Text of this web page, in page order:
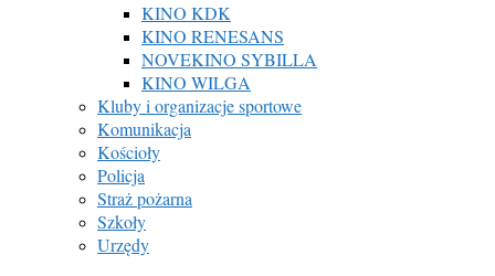
KINO KDK
KINO RENESANS
NOVEKINO SYBILLA
KINO WILGA
Kluby i organizacje sportowe
Komunikacja
Kościoły
Policja
Straż pożarna
Szkoły
Urzędy